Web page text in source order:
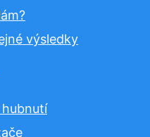
výsledky